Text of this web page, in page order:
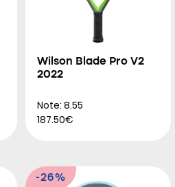
Wilson Blade Pro V2
2022
Note: 8.55
187.50€
-26%